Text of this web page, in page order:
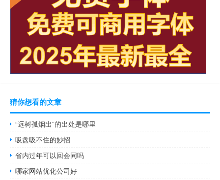
猜你想看的文章
“远树孤烟出”的出处是哪里
吸盘吸不住的妙招
省内过年可以回会同吗
哪家网站优化公司好